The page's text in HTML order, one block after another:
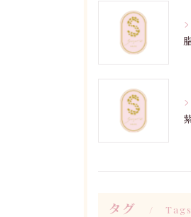
タグ Tags